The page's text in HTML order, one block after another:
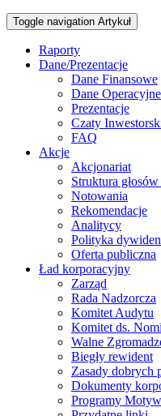
Toggle navigation Artykuł
Raporty
Dane/Prezentacje
Dane Finansowe
Dane Operacyjne
Prezentacje
Czaty
FAQ
Akcje
Akcjonariat
Struktura
Notowania
Rekomendacje
Analitycy
Polityka
Oferta publiczna
Ład korporacyjny
Zarząd
Rada Nadzorcza
Komitet Audytu
Komitet ds.
Walne
Biegły rewident
Zasady dobrych
Dokumenty
Programy